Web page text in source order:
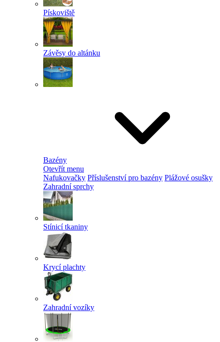
Pískoviště
Závěsy do altánku
Bazény
Otevřít menu
Nafukovačky Příslušenství pro bazény Plážové osušky
Zahradní sprchy
Stínicí tkaniny
Krycí plachty
Zahradní vozíky